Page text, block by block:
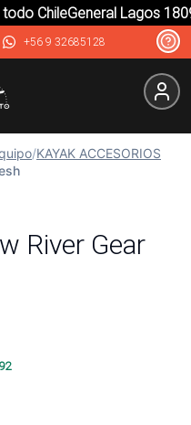
ChileGeneral Lagos
+56 9 32685128
/KAYAK ACCESORIOS
River Gear